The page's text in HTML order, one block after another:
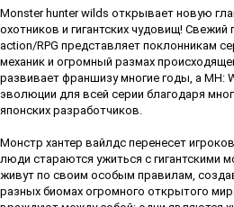
Monster hunter wilds открывает новую
охотников и гигантских чудовищ!
action/RPG представляет поклонникам
механик и огромный размах
развивает франшизу многие годы, а MH:
эволюции для всей серии благодаря
японских разработчиков.
Монстр хантер вайлдс перенесет
люди стараются ужиться с гигантскими
живут по своим особым правилам,
разных биомах огромного открытого